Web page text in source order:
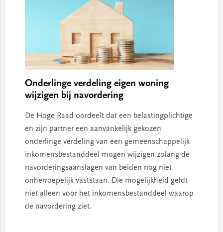
Onderlinge verdeling eigen woning
wijzigen bij navordering
De Hoge Raad oordeelt dat een belastingplichtige
en zijn partner een aanvankelijk gekozen
onderlinge verdeling van een gemeenschappelijk
inkomensbestanddeel mogen wijzigen zolang de
navorderingsaanslagen van beiden nog niet
onherroepelijk vaststaan. Die mogelijkheid geldt
niet alleen voor het inkomensbestanddeel waarop
de navordering ziet.